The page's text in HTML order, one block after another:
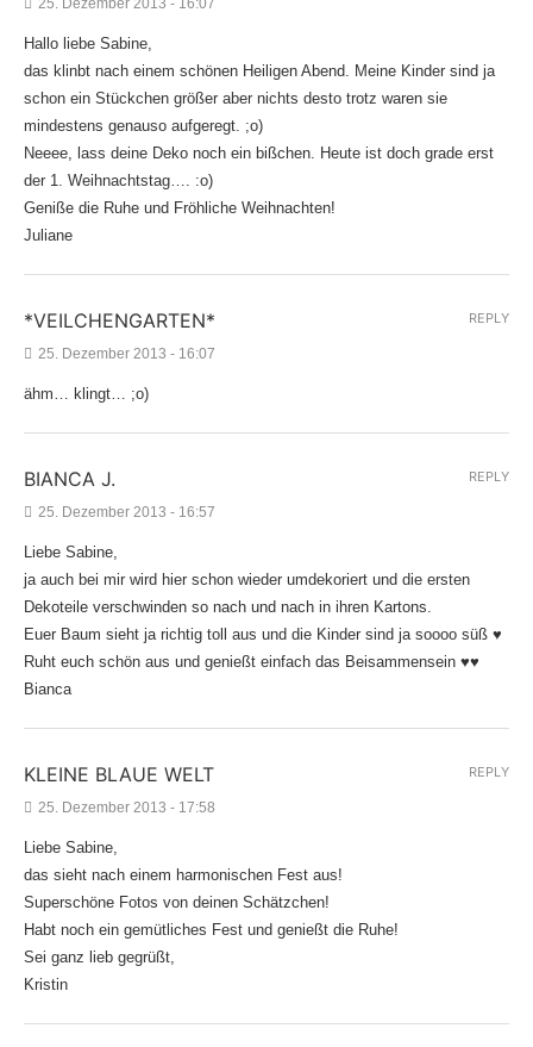
25. Dezember 2013 - 16:07
Hallo liebe Sabine,
das klinbt nach einem schönen Heiligen Abend. Meine Kinder sind ja
schon ein Stückchen größer aber nichts desto trotz waren sie
mindestens genauso aufgeregt. ;o)
Neeee, lass deine Deko noch ein bißchen. Heute ist doch grade erst
der 1. Weihnachtstag…. :o)
Geniße die Ruhe und Fröhliche Weihnachten!
Juliane
*VEILCHENGARTEN*
25. Dezember 2013 - 16:07
ähm… klingt… ;o)
REPLY
BIANCA J.
25. Dezember 2013 - 16:57
Liebe Sabine,
ja auch bei mir wird hier schon wieder umdekoriert und die ersten
Dekoteile verschwinden so nach und nach in ihren Kartons.
Euer Baum sieht ja richtig toll aus und die Kinder sind ja soooo süß ♥
Ruht euch schön aus und genießt einfach das Beisammensein ♥♥
Bianca
REPLY
KLEINE BLAUE WELT
25. Dezember 2013 - 17:58
Liebe Sabine,
das sieht nach einem harmonischen Fest aus!
Superschöne Fotos von deinen Schätzchen!
Habt noch ein gemütliches Fest und genießt die Ruhe!
Sei ganz lieb gegrüßt,
Kristin
REPLY